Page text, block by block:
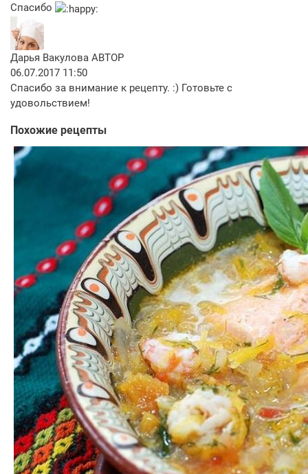
Спасибо
Дарья Вакулова АВТОР
06.07.2017 11:50
Спасибо за внимание к рецепту. :) Готовьте с
удовольствием!
Похожие рецепты